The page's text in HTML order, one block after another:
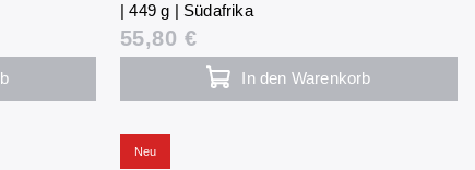
| 449 g | Südafrika
55,80 €
In den Warenkorb
Neu